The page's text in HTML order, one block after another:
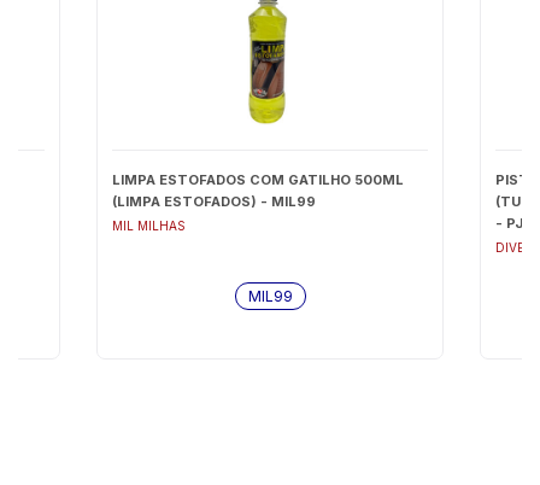
LIMPA ESTOFADOS COM GATILHO 500ML
(LIMPA ESTOFADOS) - MIL99
MIL MILHAS
MIL99
-
DIVEK